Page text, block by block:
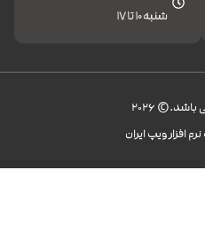
شنبه 10 تا 17
2026
افزار ویپ ایران